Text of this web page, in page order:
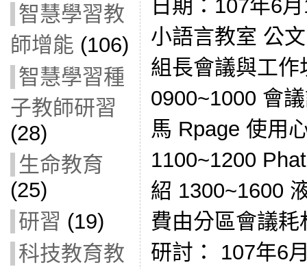
智慧學習教
師增能 (106)
智慧學習種
子教師研習
(28)
生命教育
(25)
研習 (19)
科技教育教
日期：107年6
小語言教室 公
組長會議與工
0900~1000 會
馬 Rpage 使用
1100~1200
紹 1300~1600
費由分區會議
研討： 107年6